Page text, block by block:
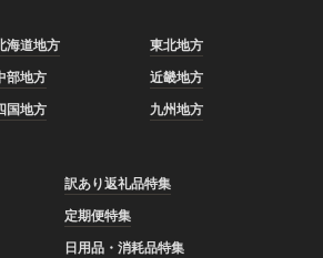
海道地方
東北地方
部地方
近畿地方
国地方 九州地方
訳あり返礼品特集
定期便特集
日用品・消耗品特集